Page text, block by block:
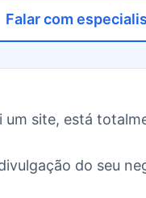
Falar com
um site, está
do seu